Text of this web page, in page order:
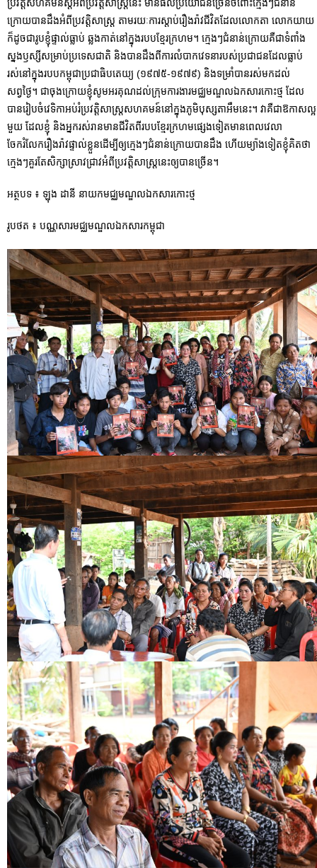
ប្រវត្តិសហគមន៍ស្តីអំពីប្រវត្តិសាស្រ្តនេះ មានផលប្រយោជន៍ច្រើនចំពោះក្មេងៗជំនាន់
ក្រោយបានដឹងអំពីប្រវត្តិសាស្រ្ត តាមរយៈការស្តាប់រឿងរ៉ាវជីវិតដែលលោកតា លោកយាយ
ក៏ដូចជារូបខ្ញុំផ្ទាល់ធ្លាប់ ឆ្លងកាត់នៅក្នុងរបបខ្មែរក្រហម។ ក្មេងៗជំនាន់ក្រោយគឺជាទំពាំង
ស្នងឫស្សីសម្រាប់ប្រទេសជាតិ និងបានដឹងពីការលំបាកវេទនារបស់ប្រជាជនដែលធ្លាប់
រស់នៅក្នុងរបបកម្ពុជាប្រជាធិបតេយ្យ (១៩៧៥-១៩៧៩) និងទម្រាំបានរស់មកដល់
សព្វថ្ងៃ។ ជាចុងក្រោយខ្ញុំសូមអរគុណដល់ក្រុមការងារមជ្ឈមណ្ឌលឯកសារកោះថ្ម ដែល
បានរៀបចំវេទិកាអប់រំប្រវត្តិសាស្រ្តសហគមន៍នៅក្នុងភូមិបុស្សតាអឹមនេះ។ វាគឺជាឱកាសល្អ
មួយ ដែលខ្ញុំ និងអ្នករស់រានមានជីវិតពីរបបខ្មែរក្រហមផ្សេងទៀតមានពេលវេលា
ចែករំលែករឿងរ៉ាវផ្ទាល់ខ្លួនដើម្បីឲ្យក្មេងៗជំនាន់ក្រោយបានដឹង ហើយម្យ៉ាងទៀតខ្ញុំគិតថា
ក្មេងៗគួរតែសិក្សាស្រាវជ្រាវអំពីប្រវត្តិសាស្រ្តនេះឲ្យបានច្រើន។
អត្ថបទ ៖ ឡុង ដានី នាយកមជ្ឈមណ្ឌលឯកសារកោះថ្ម
រូបថត ៖ បណ្ណសារមជ្ឈមណ្ឌលឯកសារកម្ពុជា